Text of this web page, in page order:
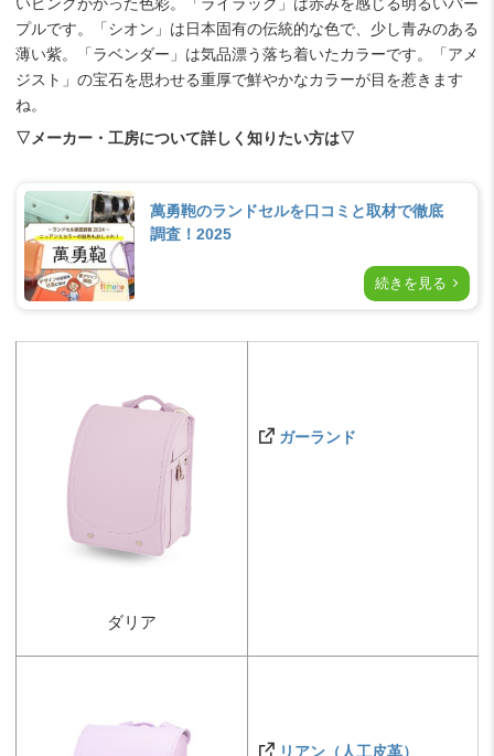
プルです。「シオン」は日本固有の伝統的な色で、少し青みのある
薄い紫。「ラベンダー」は気品漂う落ち着いたカラーです。「アメ
ジスト」の宝石を思わせる重厚で鮮やかなカラーが目を惹きます
ね。
▽メーカー・工房について詳しく知りたい方は▽
萬勇鞄のランドセルを口コミと取材で徹底
調査！2025
続きを見る
ダリア
ガーランド
リアン（人工皮革）